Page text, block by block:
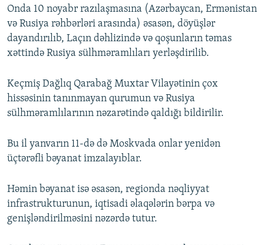
Onda 10 noyabr razılaşmasına (Azərbaycan, Ermənistan
və Rusiya rəhbərləri arasında) əsasən, döyüşlər
dayandırılıb, Laçın dəhlizində və qoşunların təmas
xəttində Rusiya sülhməramlıları yerləşdirilib.
Keçmiş Dağlıq Qarabağ Muxtar Vilayətinin çox
hissəsinin tanınmayan qurumun və Rusiya
sülhməramlılarının nəzarətində qaldığı bildirilir.
Bu il yanvarın 11-də də Moskvada onlar yenidən
üçtərəfli bəyanat imzalayıblar.
Həmin bəyanat isə əsasən, regionda nəqliyyat
infrastrukturunun, iqtisadi əlaqələrin bərpa və
genişləndirilməsini nəzərdə tutur.